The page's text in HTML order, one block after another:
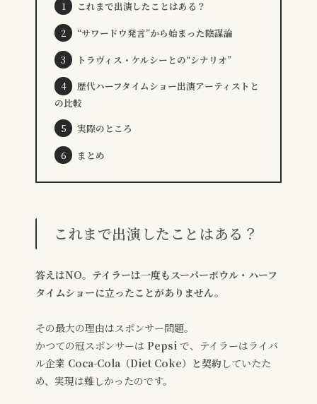
これまで出演したことはある？
“サワードウ発言”から始まった陰謀論
トラヴィス・ケルシーとの“シナリオ”
歴代ハーフタイムショー出演アーティストと
の比較
実際のところ
まとめ
これまで出演したことはある？
答えはNO。テイラーは一度もスーパーボウル・ハーフ
タイムショーに立ったことがありません。
その最大の理由はスポンサー問題。
かつての冠スポンサーは Pepsi で、テイラーはライバ
ル企業 Coca-Cola（Diet Coke）と契約 していたた
め、実現は難しかったのです。